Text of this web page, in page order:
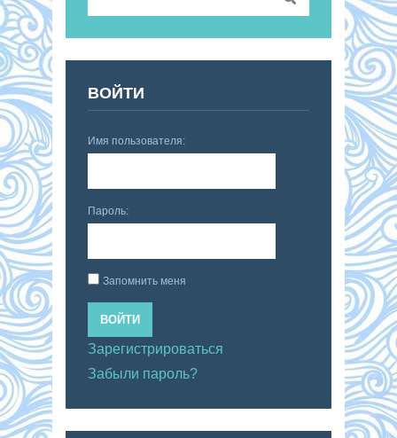
ВОЙТИ
Имя пользователя:
Пароль:
Запомнить меня
ВОЙТИ
Зарегистрироваться
Забыли пароль?